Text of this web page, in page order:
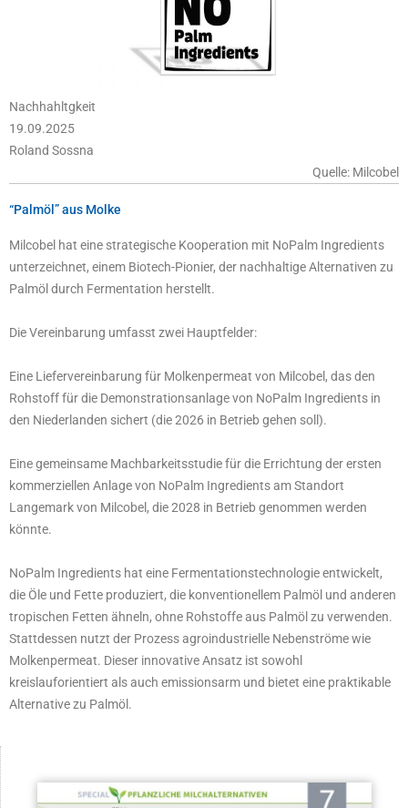
Nachhahltgkeit
19.09.2025
Roland Sossna
Quelle: Milcobel
“Palmöl” aus Molke
Milcobel hat eine strategische Kooperation mit NoPalm Ingredients
unterzeichnet, einem Biotech-Pionier, der nachhaltige Alternativen zu
Palmöl durch Fermentation herstellt.
Die Vereinbarung umfasst zwei Hauptfelder:
Eine Liefervereinbarung für Molkenpermeat von Milcobel, das den
Rohstoff für die Demonstrationsanlage von NoPalm Ingredients in
den Niederlanden sichert (die 2026 in Betrieb gehen soll).
Eine gemeinsame Machbarkeitsstudie für die Errichtung der ersten
kommerziellen Anlage von NoPalm Ingredients am Standort
Langemark von Milcobel, die 2028 in Betrieb genommen werden
könnte.
NoPalm Ingredients hat eine Fermentationstechnologie entwickelt,
die Öle und Fette produziert, die konventionellem Palmöl und anderen
tropischen Fetten ähneln, ohne Rohstoffe aus Palmöl zu verwenden.
Stattdessen nutzt der Prozess agroindustrielle Nebenströme wie
Molkenpermeat. Dieser innovative Ansatz ist sowohl
kreislauforientiert als auch emissionsarm und bietet eine praktikable
Alternative zu Palmöl.